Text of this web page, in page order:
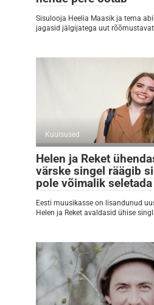
Sisulooja Heelia Maasik ja tema
jagasid jälgijatega uut
Kuulsused
Helen ja Reket
värske singel räägib
pole võimalik seletada
Eesti muusikasse on lisandunud
Helen ja Reket avaldasid ühise